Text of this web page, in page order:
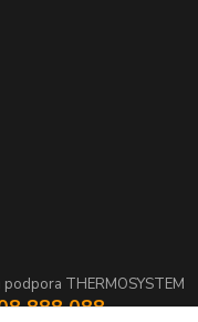
podpora THERMOSYSTEM
888 088